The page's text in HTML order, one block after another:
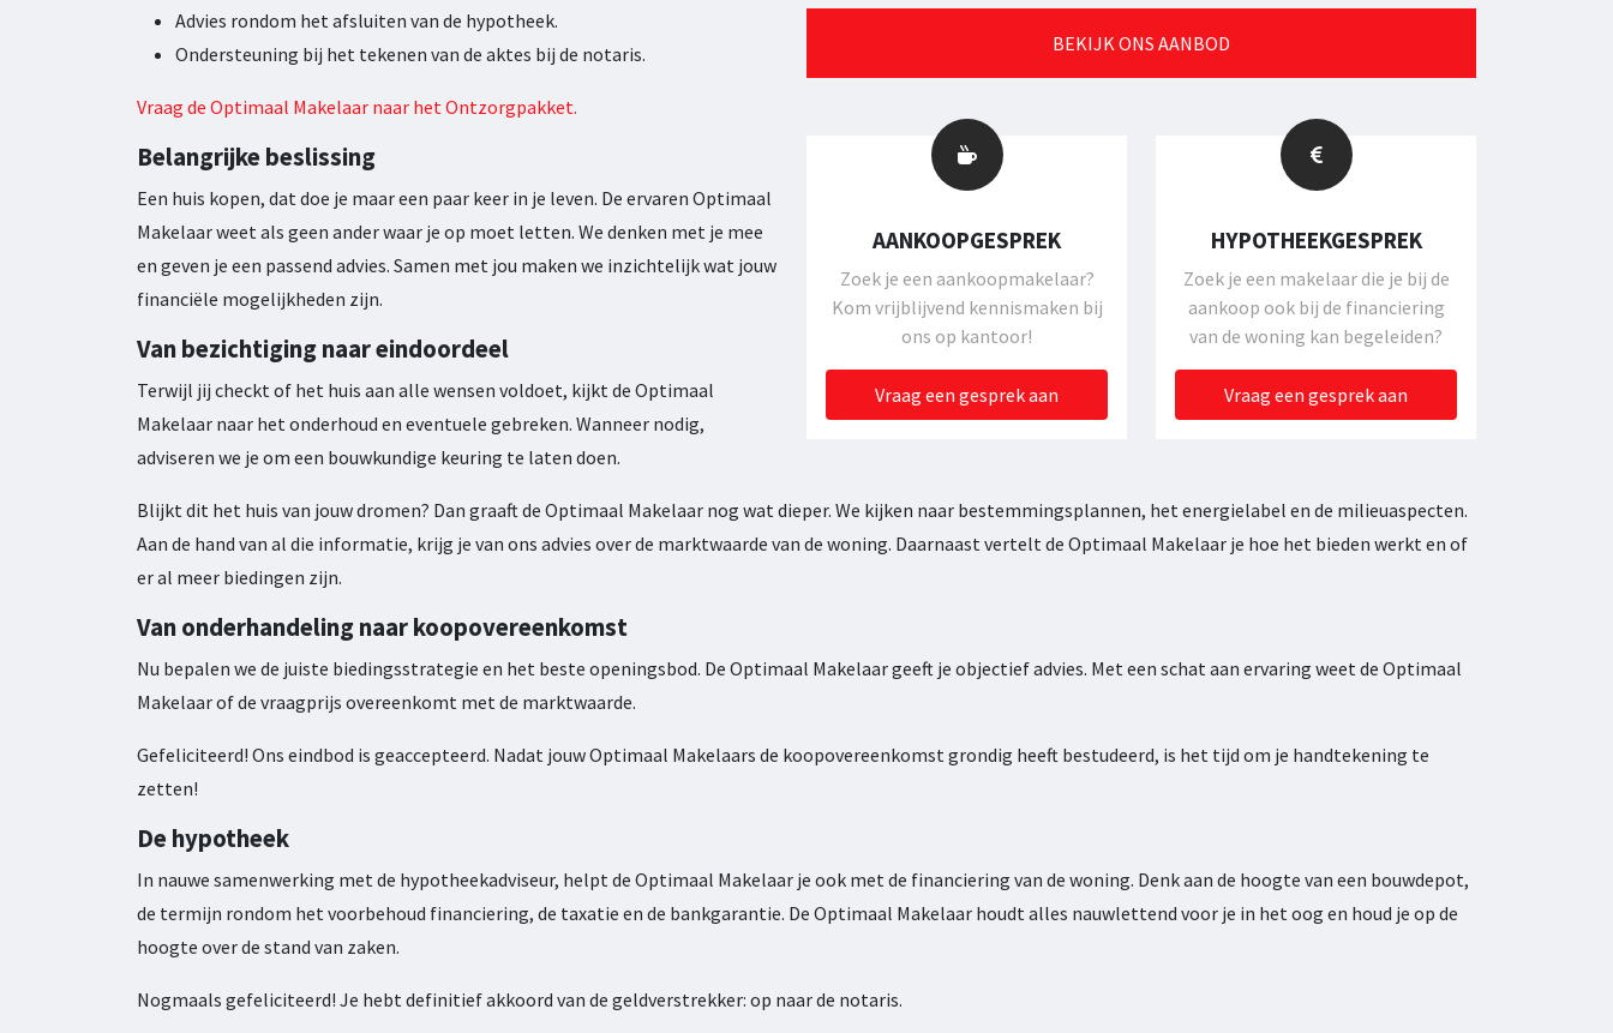
BEKIJK ONS AANBOD
AANKOOPGESPREK
Zoek je een aankoopmakelaar?
Kom vrijblijvend kennismaken bij
ons op kantoor!
Vraag een gesprek aan
HYPOTHEEKGESPREK
Zoek je een makelaar die je bij de
aankoop ook bij de financiering
van de woning kan begeleiden?
Vraag een gesprek aan
Advies rondom het afsluiten van de hypotheek.
Ondersteuning bij het tekenen van de aktes bij de notaris.
Vraag de Optimaal Makelaar naar het Ontzorgpakket.
Belangrijke beslissing
Een huis kopen, dat doe je maar een paar keer in je leven. De ervaren Optimaal
Makelaar weet als geen ander waar je op moet letten. We denken met je mee
en geven je een passend advies. Samen met jou maken we inzichtelijk wat jouw
financiële mogelijkheden zijn.
Van bezichtiging naar eindoordeel
Terwijl jij checkt of het huis aan alle wensen voldoet, kijkt de Optimaal
Makelaar naar het onderhoud en eventuele gebreken. Wanneer nodig,
adviseren we je om een bouwkundige keuring te laten doen.
Blijkt dit het huis van jouw dromen? Dan graaft de Optimaal Makelaar nog wat dieper. We kijken naar bestemmingsplannen, het energielabel en de milieuaspecten.
Aan de hand van al die informatie, krijg je van ons advies over de marktwaarde van de woning. Daarnaast vertelt de Optimaal Makelaar je hoe het bieden werkt en of
er al meer biedingen zijn.
Van onderhandeling naar koopovereenkomst
Nu bepalen we de juiste biedingsstrategie en het beste openingsbod. De Optimaal Makelaar geeft je objectief advies. Met een schat aan ervaring weet de Optimaal
Makelaar of de vraagprijs overeenkomt met de marktwaarde.
Gefeliciteerd! Ons eindbod is geaccepteerd. Nadat jouw Optimaal Makelaars de koopovereenkomst grondig heeft bestudeerd, is het tijd om je handtekening te
zetten!
De hypotheek
In nauwe samenwerking met de hypotheekadviseur, helpt de Optimaal Makelaar je ook met de financiering van de woning. Denk aan de hoogte van een bouwdepot,
de termijn rondom het voorbehoud financiering, de taxatie en de bankgarantie. De Optimaal Makelaar houdt alles nauwlettend voor je in het oog en houd je op de
hoogte over de stand van zaken.
Nogmaals gefeliciteerd! Je hebt definitief akkoord van de geldverstrekker: op naar de notaris.